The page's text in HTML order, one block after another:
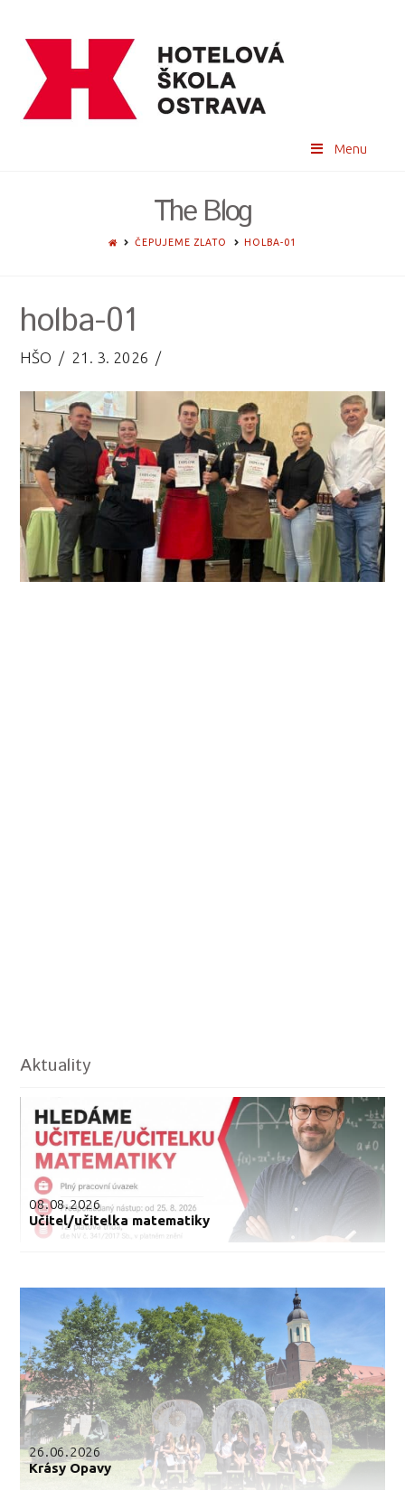
Menu
The Blog
HOMEČEPUJEME ZLATO HOLBA-01
holba-01
HŠO 21. 3. 2026
Aktuality
08.08.2026
Učitel/učitelka matematiky
26.06.2026
Krásy Opavy